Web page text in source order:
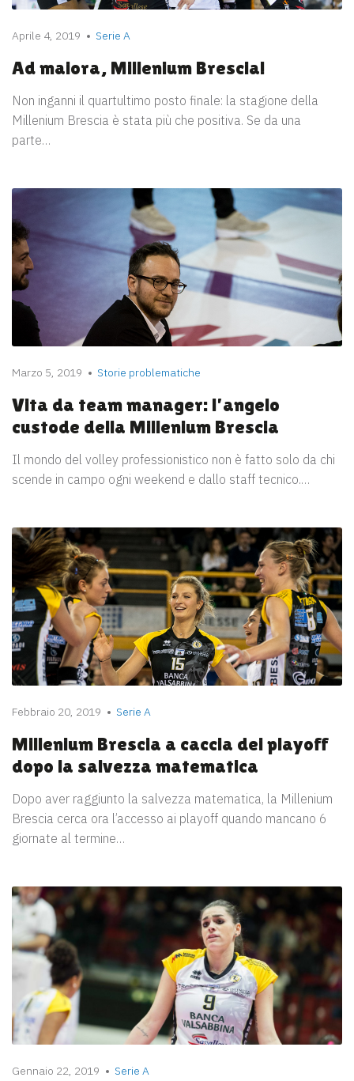
Aprile 4, 2019 Serie A
Ad maiora, Millenium Brescia!
Non inganni il quartultimo posto finale: la stagione della
Millenium Brescia è stata più che positiva. Se da una
parte…
Marzo 5, 2019 Storie problematiche
Vita da team manager: l’angelo
custode della Millenium Brescia
Il mondo del volley professionistico non è fatto solo da chi
scende in campo ogni weekend e dallo staff tecnico.…
Febbraio 20, 2019 Serie A
Millenium Brescia a caccia dei playoff
dopo la salvezza matematica
Dopo aver raggiunto la salvezza matematica, la Millenium
Brescia cerca ora l’accesso ai playoff quando mancano 6
giornate al termine…
Gennaio 22, 2019 Serie A